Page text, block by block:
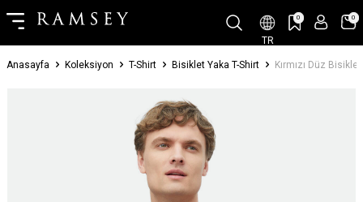
TR
0 0
Anasayfa Koleksiyon T-Shirt Bisiklet Yaka T-Shirt Kırmızı Düz